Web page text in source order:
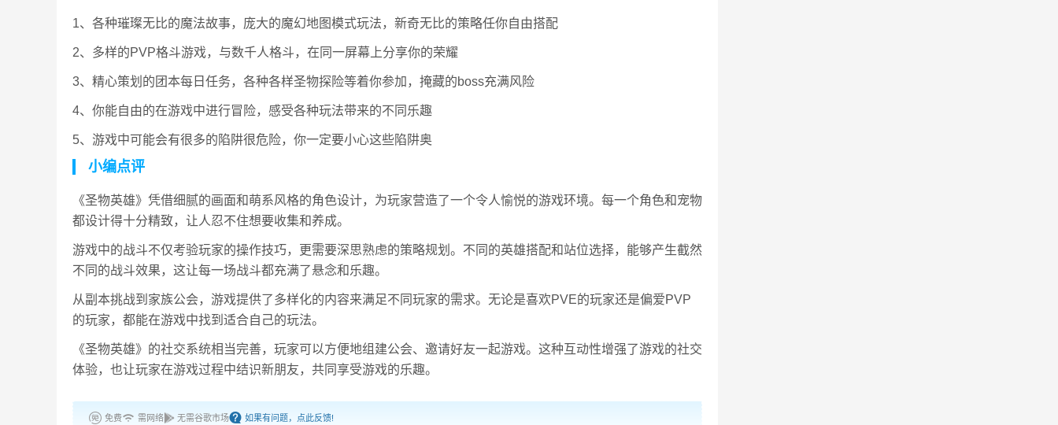
1、各种璀璨无比的魔法故事，庞大的魔幻地图模式玩法，新奇无比的策略任你自由搭配
2、多样的PVP格斗游戏，与数千人格斗，在同一屏幕上分享你的荣耀
3、精心策划的团本每日任务，各种各样圣物探险等着你参加，掩藏的boss充满风险
4、你能自由的在游戏中进行冒险，感受各种玩法带来的不同乐趣
5、游戏中可能会有很多的陷阱很危险，你一定要小心这些陷阱奥
小编点评
《圣物英雄》凭借细腻的画面和萌系风格的角色设计，为玩家营造了一个令人愉悦的游戏环境。每一个角色和宠物
都设计得十分精致，让人忍不住想要收集和养成。
游戏中的战斗不仅考验玩家的操作技巧，更需要深思熟虑的策略规划。不同的英雄搭配和站位选择，能够产生截然
不同的战斗效果，这让每一场战斗都充满了悬念和乐趣。
从副本挑战到家族公会，游戏提供了多样化的内容来满足不同玩家的需求。无论是喜欢PVE的玩家还是偏爱PVP
的玩家，都能在游戏中找到适合自己的玩法。
《圣物英雄》的社交系统相当完善，玩家可以方便地组建公会、邀请好友一起游戏。这种互动性增强了游戏的社交
体验，也让玩家在游戏过程中结识新朋友，共同享受游戏的乐趣。
免费 需网络 无需谷歌市场 如果有问题，点此反馈!